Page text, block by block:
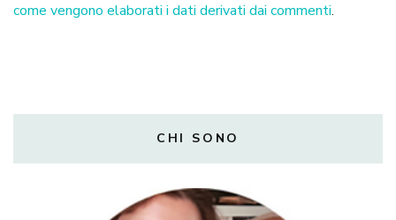
come vengono elaborati i dati derivati dai commenti.
CHI SONO